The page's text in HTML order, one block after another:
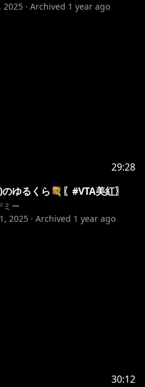
2025 · Archived 1 year ago
29:28
ゆるくら💐〖#VTA美紅〗
ミー
2025 · Archived 1 year ago
30:12